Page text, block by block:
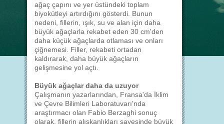
ağaç çapını ve yer üstündeki toplam
biyokütleyi artırdığını gösterdi. Bunun
nedeni, fillerin, ışık, su ve alan için daha
büyük ağaçlarla rekabet eden 30 cm'den
daha küçük ağaçlarda otlaması ve onları
çiğnemesi. Filler, rekabeti ortadan
kaldırarak, daha büyük ağaçların
gelişmesine yol açtı.
Büyük ağaçlar daha da uzuyor
Çalışmanın yazarlarından, Fransa'da İklim
ve Çevre Bilimleri Laboratuvarı'nda
araştırmacı olan Fabio Berzaghi sonuç
olarak, fillerin alışkanlıkları sayesinde büyük